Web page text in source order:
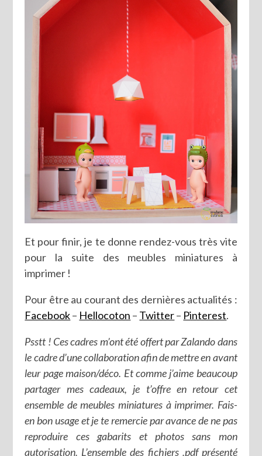
Et pour finir, je te donne rendez-vous très vite
pour la suite des meubles miniatures à
imprimer !
Pour être au courant des dernières actualités :
Facebook– Hellocoton – Twitter– Pinterest.
Psstt ! Ces cadres m’ont été offert par Zalando dans
le cadre d’une collaboration afin de mettre en avant
leur page maison/déco. Et comme j’aime beaucoup
partager mes cadeaux, je t’offre en retour cet
ensemble de meubles miniatures à imprimer. Fais-
en bon usage et je te remercie par avance de ne pas
reproduire ces gabarits et photos sans mon
autorisation. L’ensemble des fichiers .pdf présenté